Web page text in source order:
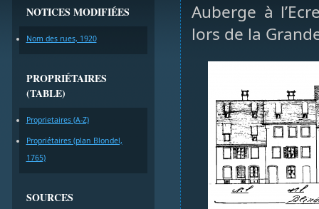
NOTICES MODIFIÉES
Nom des rues, 1920
PROPRIÉTAIRES
(TABLE)
Proprietaires (A-Z)
Propriétaires (plan Blondel,
1765)
SOURCES
Auberge à
lors de la